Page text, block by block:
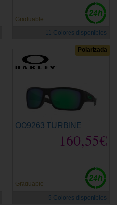
Graduable
11 Colores disponibles
Polarizada
OO9263 TURBINE
160,55€
Graduable
5 Colores disponibles